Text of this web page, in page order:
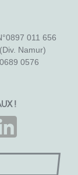
011 656
Namur)
0576
!